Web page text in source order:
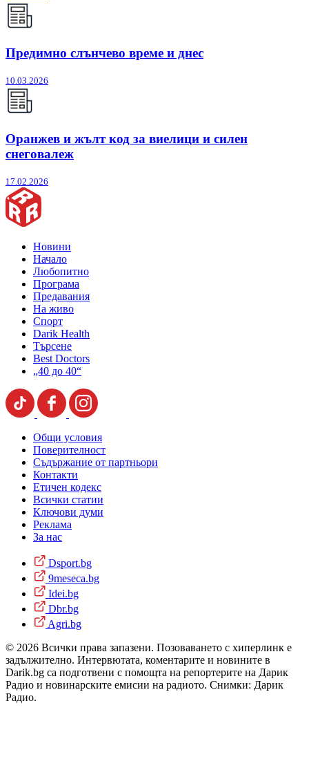
Предимно слънчево време и днес
10.03.2026
Оранжев и жълт код за виелици и силен
снеговалеж
17.02.2026
Новини
Начало
Любопитно
Програма
Предавания
На живо
Спорт
Darik Health
Търсене
Best Doctors
„40 до 40“
Общи условия
Поверителност
Съдържание от партньори
Контакти
Етичен кодекс
Всички статии
Ключови думи
Реклама
За нас
Dsport.bg
9meseca.bg
Idei.bg
Dbr.bg
Agri.bg
© 2026 Всички права запазени. Позоваването с хиперлинк е
задължително. Интервютата, коментарите и новините в
Darik.bg са подготвени с помощта на репортерите на Дарик
Радио и новинарските емисии на радиото. Снимки: Дарик
Радио.